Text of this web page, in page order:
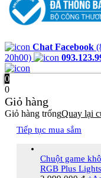
Chat Facebook
20h00)
0
0
Giỏ hàng
Giỏ hàng trốngQuay lại
Tiếp tục mua sắm
Chuột game
RGB Plus